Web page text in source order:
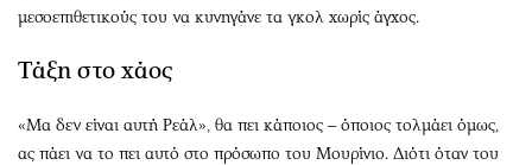
μεσοεπιθετικούς του να κυνηγάνε τα γκολ χωρίς άγχος.
Τάξη στο χάος
«Μα δεν είναι αυτή Ρεάλ», θα πει κάποιος – όποιος τολμάει όμως,
ας πάει να το πει αυτό στο πρόσωπο του Μουρίνιο. Διότι όταν του